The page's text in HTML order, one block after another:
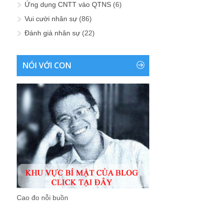
Ứng dụng CNTT vào QTNS (6)
Vui cười nhân sự (86)
Đánh giá nhân sự (22)
NÓI VỚI CON
Cao đo nỗi buồn